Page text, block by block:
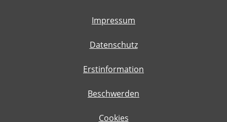
Impressum
Datenschutz
Erstinformation
Beschwerden
Cookies